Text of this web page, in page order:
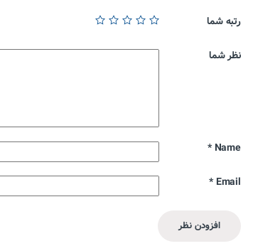
رتبه شما
نظر شما
Name
*
Email
*